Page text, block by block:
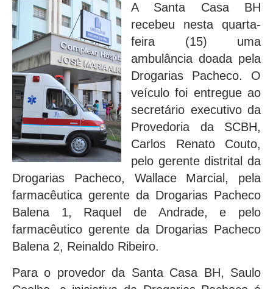
A Santa Casa BH
recebeu nesta quarta-
feira (15) uma
ambulância doada pela
Drogarias Pacheco. O
veículo foi entregue ao
secretário executivo da
Provedoria da SCBH,
Carlos Renato Couto,
pelo gerente distrital da
Drogarias Pacheco, Wallace Marcial, pela
farmacêutica gerente da Drogarias Pacheco
Balena 1, Raquel de Andrade, e pelo
farmacêutico gerente da Drogarias Pacheco
Balena 2, Reinaldo Ribeiro.
Para o provedor da Santa Casa BH, Saulo